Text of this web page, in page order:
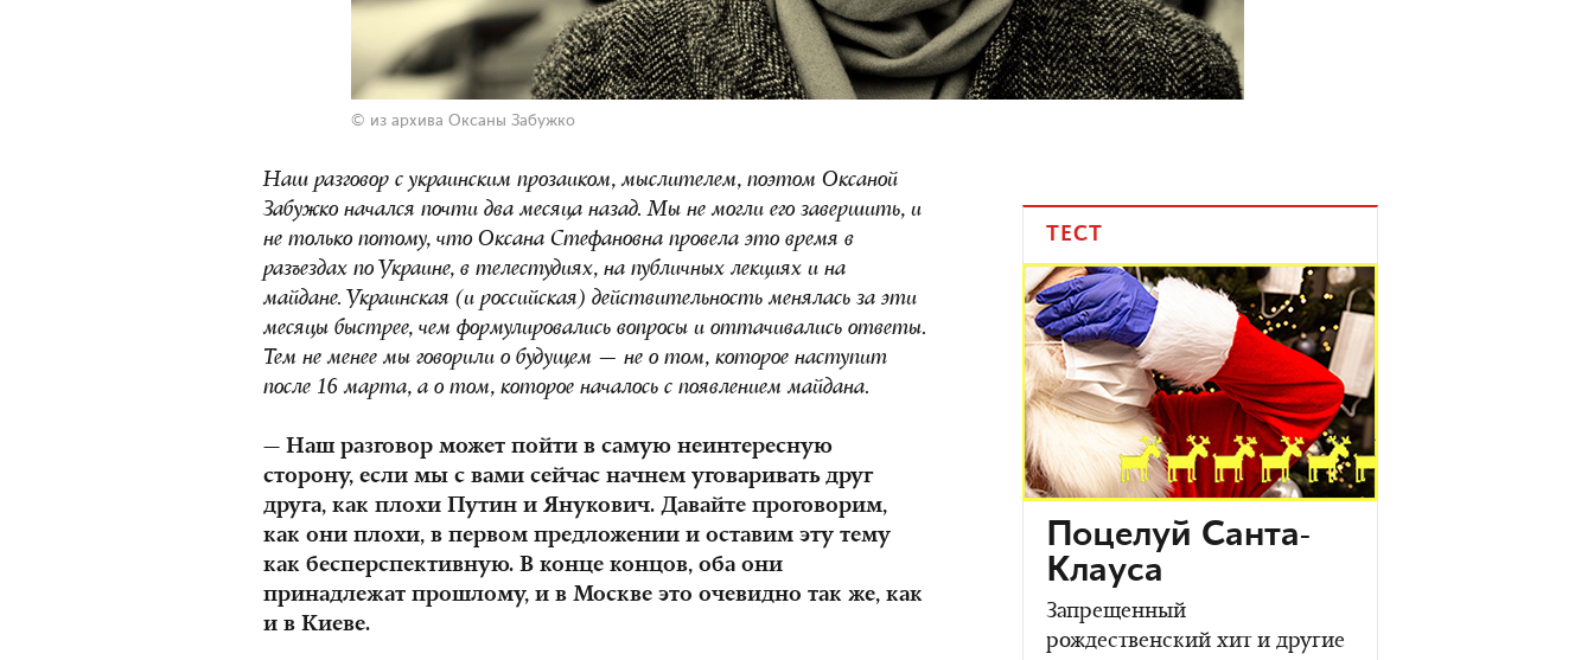
© из архива Оксаны Забужко
Наш разговор с украинским прозаиком, мыслителем, поэтом Оксаной
Забужко начался почти два месяца назад. Мы не могли его завершить, и
не только потому, что Оксана Стефановна провела это время в
разъездах по Украине, в телестудиях, на публичных лекциях и на
майдане. Украинская (и российская) действительность менялась за эти
месяцы быстрее, чем формулировались вопросы и оттачивались ответы.
Тем не менее мы говорили о будущем — не о том, которое наступит
после 16 марта, а о том, которое началось с появлением майдана.
— Наш разговор может пойти в самую неинтересную
сторону, если мы с вами сейчас начнем уговаривать друг
друга, как плохи Путин и Янукович. Давайте проговорим,
как они плохи, в первом предложении и оставим эту тему
как бесперспективную. В конце концов, оба они
принадлежат прошлому, и в Москве это очевидно так же, как
и в Киеве.
ТЕСТ
Поцелуй Санта-
Клауса
Запрещенный
рождественский хит и другие